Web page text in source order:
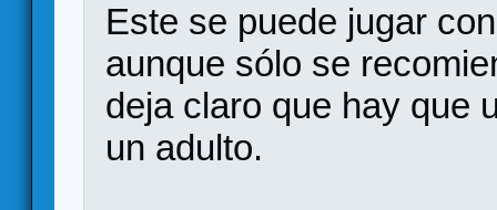
Este se puede jugar
aunque sólo se
deja claro que hay que
un adulto.